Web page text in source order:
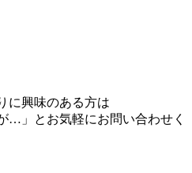
に興味のある⽅は
…」とお気軽にお問い合わせく